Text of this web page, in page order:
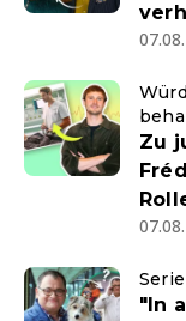
Zu
"In